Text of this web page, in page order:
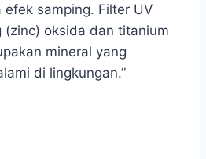
samping. Filter UV
(zinc) oksida dan titanium
mineral yang
di lingkungan.”